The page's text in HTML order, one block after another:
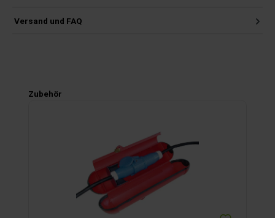
Versand und FAQ
Produktgalerie überspringen
Zubehör